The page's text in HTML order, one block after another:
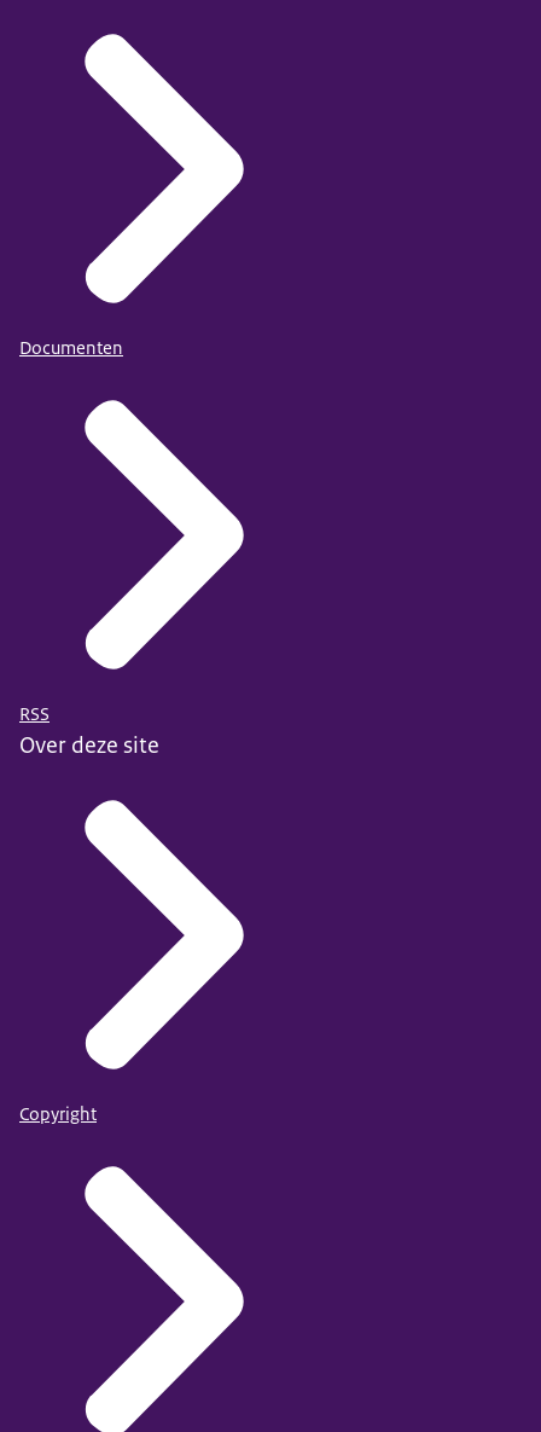
Documenten
RSS
Over deze site
Copyright